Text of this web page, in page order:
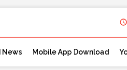
News Mobile App Download